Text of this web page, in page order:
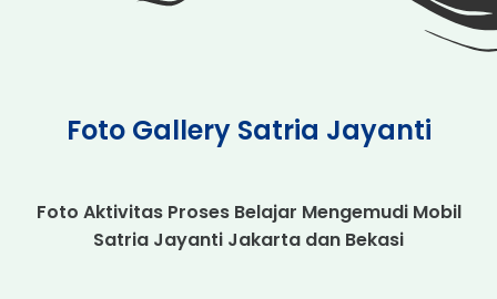
Foto Gallery Satria Jayanti
Foto Aktivitas Proses Belajar Mengemudi Mobil
Satria Jayanti Jakarta dan Bekasi